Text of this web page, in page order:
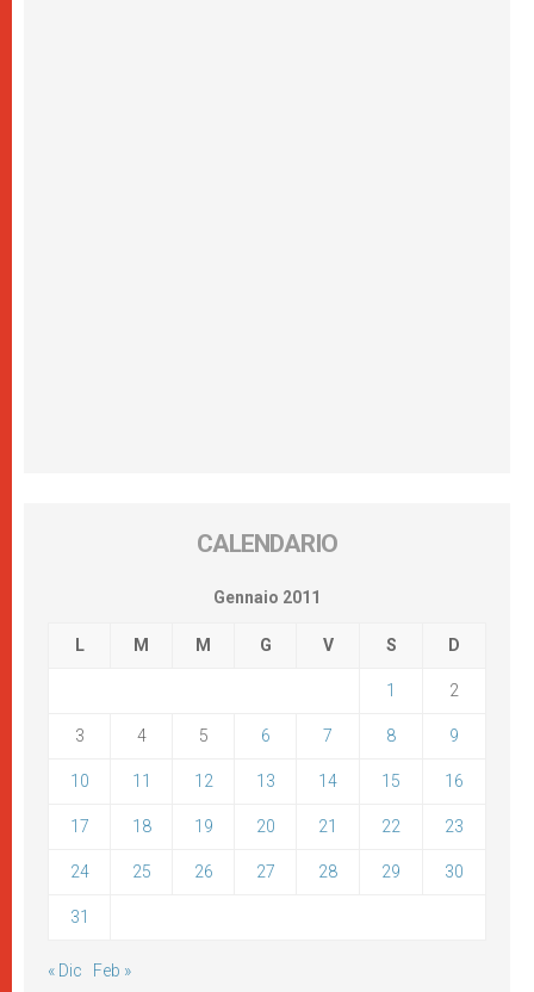
CALENDARIO
Gennaio 2011
L M M G V S D
1 2
3 4 5 6 7 8 9
10 11 12 13 14 15 16
17 18 19 20 21 22 23
24 25 26 27 28 29 30
31
« Dic Feb »